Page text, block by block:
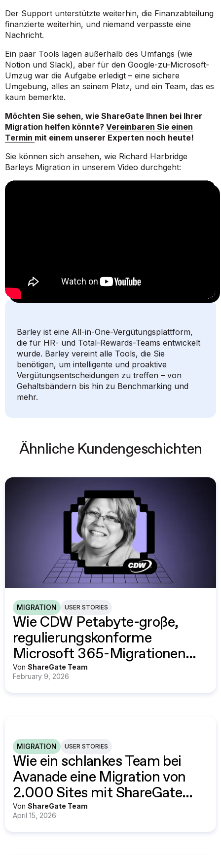
Der Support unterstützte weiterhin, die Finanzabteilung
finanzierte weiterhin, und niemand verpasste eine
Nachricht.
Ein paar Tools lagen außerhalb des Umfangs (wie
Notion und Slack), aber für den Google-zu-Microsoft-
Umzug war die Aufgabe erledigt – eine sichere
Umgebung, alles an seinem Platz, und ein Team, das es
kaum bemerkte.
Möchten Sie sehen, wie ShareGate Ihnen bei Ihrer
Migration helfen könnte? Vereinbaren Sie einen
Termin mit einem unserer Experten noch heute!
Sie können sich ansehen, wie Richard Harbridge
Barleys Migration in unserem Video durchgeht:
Barley ist eine All-in-One-Vergütungsplattform,
die für HR- und Total-Rewards-Teams entwickelt
wurde. Barley vereint alle Tools, die Sie
benötigen, um intelligente und proaktive
Vergütungsentscheidungen zu treffen – von
Gehaltsbändern bis hin zu Benchmarking und
mehr.
Ähnliche Kundengeschichten
MIGRATION USER STORIES
Wie CDW Petabyte-große,
regulierungskonforme
Microsoft 365-Migrationen
mit ShareGate durchführt
Von ShareGate Team
February 9, 2026
MIGRATION USER STORIES
Wie ein schlankes Team bei
Avanade eine Migration von
2.000 Sites mit ShareGate
durchführte
Von ShareGate Team
April 15, 2026